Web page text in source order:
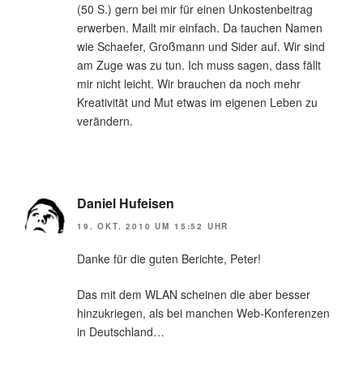
(50 S.) gern bei mir für einen Unkostenbeitrag
erwerben. Mailt mir einfach. Da tauchen Namen
wie Schaefer, Großmann und Sider auf. Wir sind
am Zuge was zu tun. Ich muss sagen, dass fällt
mir nicht leicht. Wir brauchen da noch mehr
Kreativität und Mut etwas im eigenen Leben zu
verändern.
Daniel Hufeisen
19. OKT. 2010 UM 15:52 UHR
Danke für die guten Berichte, Peter!
Das mit dem WLAN scheinen die aber besser
hinzukriegen, als bei manchen Web-Konferenzen
in Deutschland…